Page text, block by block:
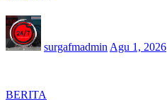
surgafmadmin Agu 1, 2026
BERITA